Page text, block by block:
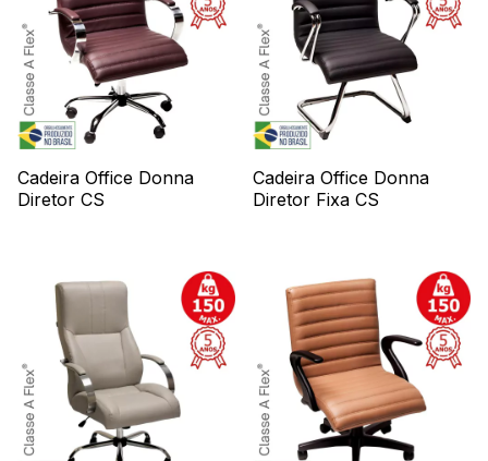
Cadeira Office Donna
Diretor CS
Cadeira Office Donna
Diretor Fixa CS